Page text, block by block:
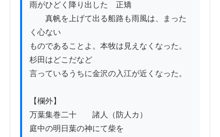
雨がひどく降り出した　正矯
真帆を上げて出る船路も雨風は、まった
く心ない
ものであることよ。本牧は見えなくなった。
杉田はどこだなど
言っているうちに金沢の入江が近くなった。
【欄外】
万葉集巻二十　　諸人（防人カ）
庭中の明日葉の神にて柴を